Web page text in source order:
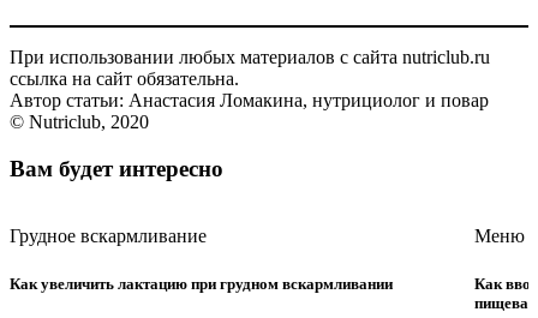
При использовании любых материалов с сайта nutriclub.ru
ссылка на сайт обязательна.
Автор статьи: Анастасия Ломакина, нутрициолог и повар
© Nutriclub, 2020
Вам будет интересно
Грудное вскармливание
Как увеличить лактацию при грудном вскармливании
Меню
Как